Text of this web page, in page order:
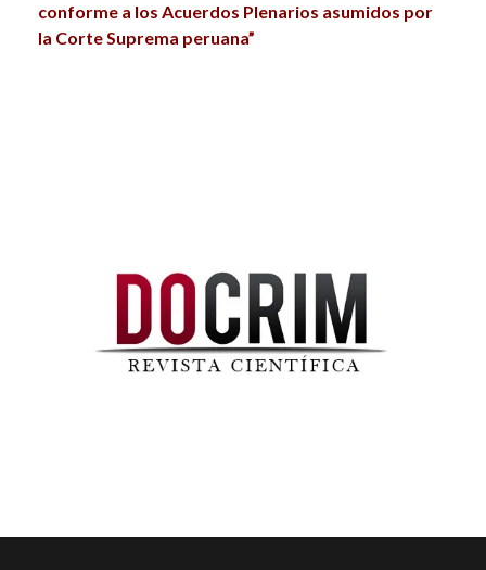
conforme a los Acuerdos Plenarios asumidos por
la Corte Suprema peruana”